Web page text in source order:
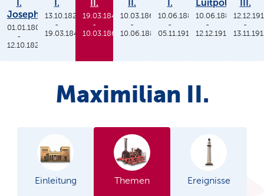
I.
Joseph
01.01.1806
-
12.10.1825
I.
13.10.1825
-
19.03.1848
II.
19.03.1848
-
10.03.1864
II.
10.03.1864
-
10.06.1886
I.
10.06.1886
-
05.11.1913
Luitpold
10.06.1886
-
12.12.1912
III.
-
Maximilian II.
Einleitung Themen Ereignisse